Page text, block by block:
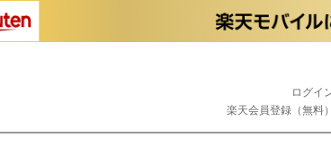
ログイ
楽天会員登録（無料）